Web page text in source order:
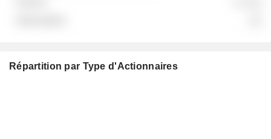
Répartition par Type d'Actionnaires